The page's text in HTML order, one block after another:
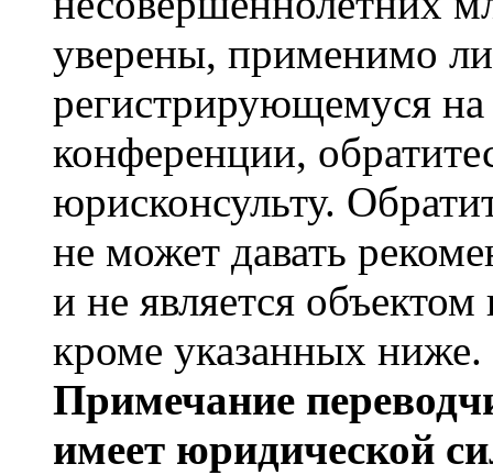
уверены, применимо
регистрирующемуся
конференции,
юрисконсульту.
не может давать
и не является
кроме указанных ниже.
Примечание
имеет юридической